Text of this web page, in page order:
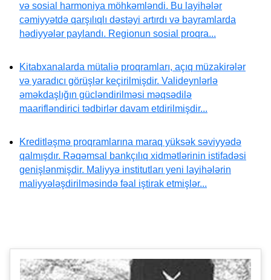
və sosial harmoniya möhkəmləndi. Bu layihələr
cəmiyyətdə qarşılıqlı dəstəyi artırdı və bayramlarda
hədiyyələr paylandı. Regionun sosial proqra...
Kitabxanalarda mütaliə proqramları, açıq müzakirələr
və yaradıcı görüşlər keçirilmişdir. Valideynlərlə
əməkdaşlığın gücləndirilməsi məqsədilə
maarifləndirici tədbirlər davam etdirilmişdir...
Kreditləşmə proqramlarına maraq yüksək səviyyədə
qalmışdır. Rəqəmsal bankçılıq xidmətlərinin istifadəsi
genişlənmişdir. Maliyyə institutları yeni layihələrin
maliyyələşdirilməsində fəal iştirak etmişlər...